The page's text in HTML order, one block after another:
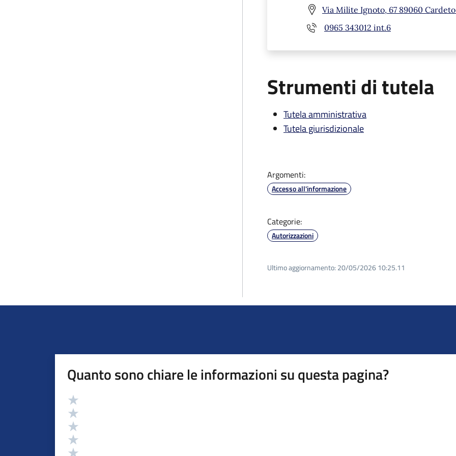
Via Milite Ignoto, 67 89060 Cardeto
0965 343012 int.6
Strumenti di tutela
Tutela amministrativa
Tutela giurisdizionale
Argomenti:
Accesso all'informazione
Categorie:
Autorizzazioni
Ultimo aggiornamento: 20/05/2026 10:25.11
Quanto sono chiare le informazioni su questa pagina?
Valutazione